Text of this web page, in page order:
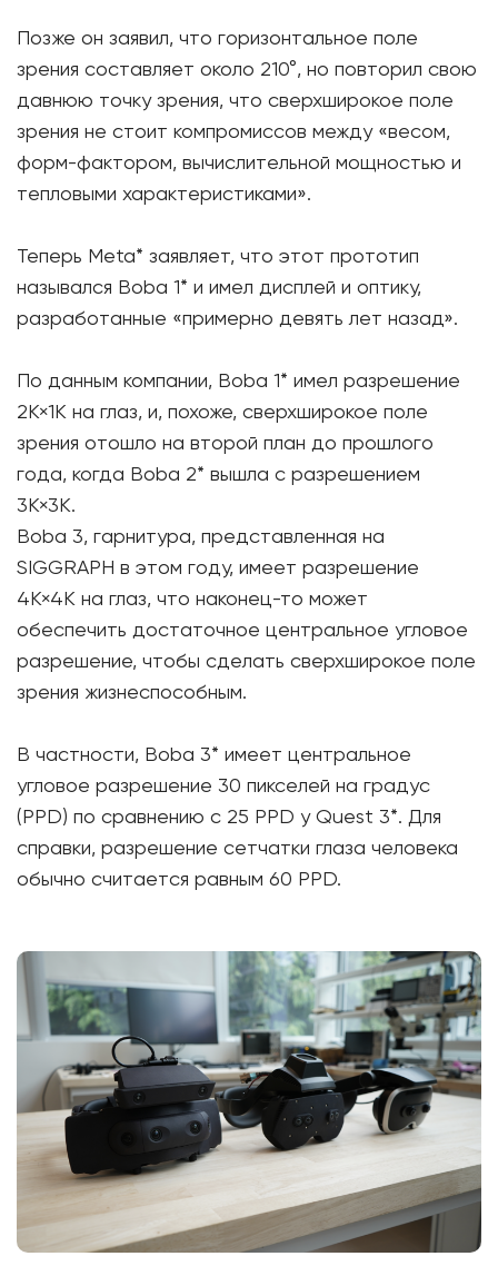
Позже он заявил, что горизонтальное поле
зрения составляет около 210°, но повторил свою
давнюю точку зрения, что сверхширокое поле
зрения не стоит компромиссов между «весом,
форм-фактором, вычислительной мощностью и
тепловыми характеристиками».
Теперь Meta* заявляет, что этот прототип
назывался Boba 1* и имел дисплей и оптику,
разработанные «примерно девять лет назад».
По данным компании, Boba 1* имел разрешение
2K×1K на глаз, и, похоже, сверхширокое поле
зрения отошло на второй план до прошлого
года, когда Boba 2* вышла с разрешением
3K×3K.
Boba 3, гарнитура, представленная на
SIGGRAPH в этом году, имеет разрешение
4K×4K на глаз, что наконец-то может
обеспечить достаточное центральное угловое
разрешение, чтобы сделать сверхширокое поле
зрения жизнеспособным.
В частности, Boba 3* имеет центральное
угловое разрешение 30 пикселей на градус
(PPD) по сравнению с 25 PPD у Quest 3*. Для
справки, разрешение сетчатки глаза человека
обычно считается равным 60 PPD.